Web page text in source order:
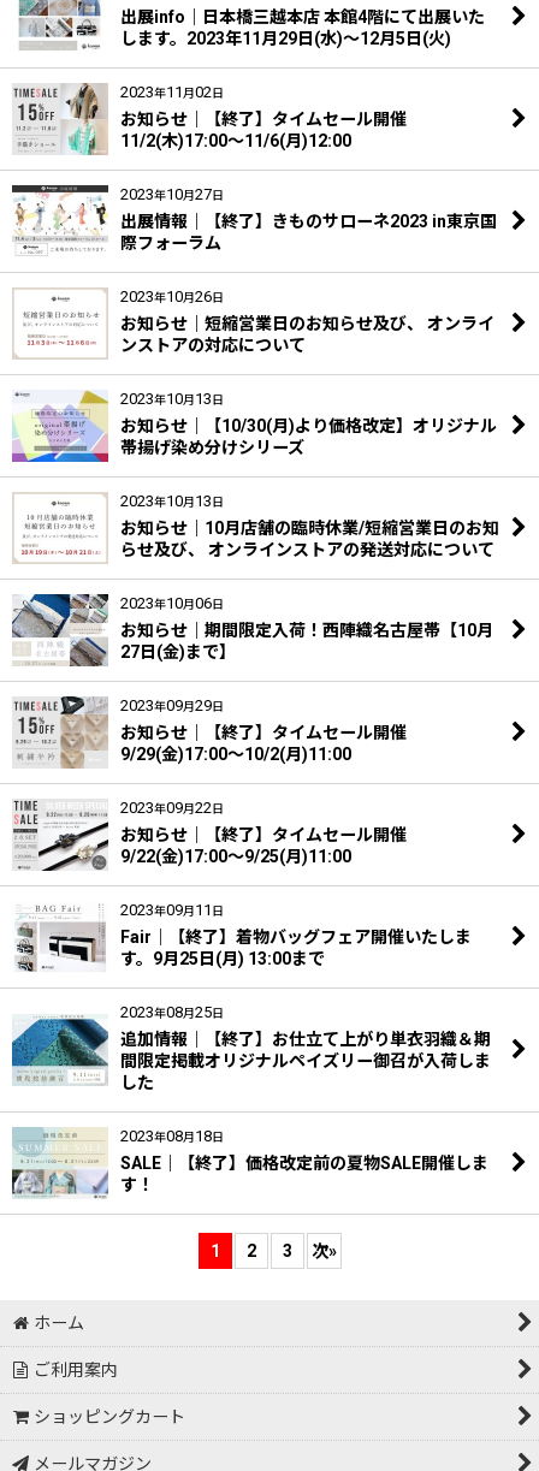
出展info｜日本橋三越本店 本館4階にて出展いた
します。2023年11月29日(水)～12月5日(火)
2023年11 月02 日
お知らせ｜【終了】タイムセール開催
11/2(木)17:00〜11/6(月)12:00
2023年10月27日
出展情報｜【終了】きものサローネ2023 in東京国
際フォーラム
2023年10月26日
お知らせ｜短縮営業日のお知らせ及び、 オンライ
ンストアの対応について
2023年10月 13 日
お知らせ｜【10/30(月)より価格改定】オリジナル
帯揚げ染め分けシリーズ
2023年10月 13 日
お知らせ｜10月店舗の臨時休業/短縮営業日のお知
らせ及び、 オンラインストアの発送対応について
2023年10月06日
お知らせ｜期間限定入荷！西陣織名古屋帯【10月
27日(金)まで】
2023年09月29日
お知らせ｜【終了】タイムセール開催
9/29(金)17:00〜10/2(月)11:00
2023年09月22 日
お知らせ｜【終了】タイムセール開催
9/22(金)17:00〜9/25(月)11:00
2023年09月 11 日
Fair｜【終了】着物バッグフェア開催いたしま
す。9月25日(月) 13:00まで
2023年08月25日
追加情報｜【終了】お仕立て上がり単衣羽織＆期
間限定掲載オリジナルペイズリー御召が入荷しま
した
2023年08月 18日
SALE｜【終了】価格改定前の夏物SALE開催しま
す！
1 2 3 次»
ホーム
ご利用案内
ショッピングカート
メールマガジン